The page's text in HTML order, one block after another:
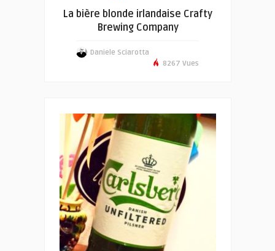
La bière blonde irlandaise Crafty
Brewing Company
Daniele Sciarotta
8267 Vues